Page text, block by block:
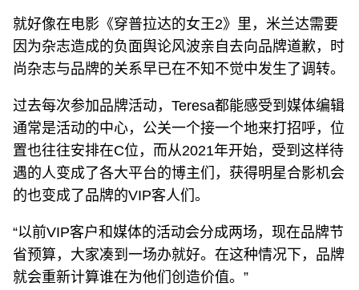
就好像在电影《穿普拉达的女王2》里，米兰达需要
因为杂志造成的负面舆论风波亲自去向品牌道歉，时
尚杂志与品牌的关系早已在不知不觉中发生了调转。
过去每次参加品牌活动，Teresa都能感受到媒体编辑
通常是活动的中心，公关一个接一个地来打招呼，位
置也往往安排在C位，而从2021年开始，受到这样待
遇的人变成了各大平台的博主们，获得明星合影机会
的也变成了品牌的VIP客人们。
“以前VIP客户和媒体的活动会分成两场，现在品牌节
省预算，大家凑到一场办就好。在这种情况下，品牌
就会重新计算谁在为他们创造价值。”